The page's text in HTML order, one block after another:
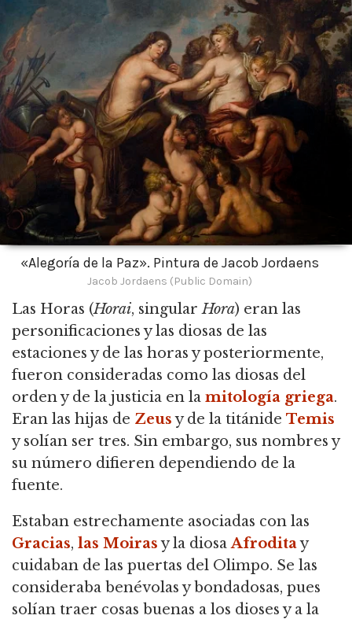
«Alegoría de la Paz». Pintura de Jacob Jordaens
Jacob Jordaens (Public Domain)
Las Horas (Horai, singularHora) eran las
personificaciones y las diosas de las
estaciones y de las horas y posteriormente,
fueron consideradas como las diosas del
orden y de la justicia en la mitología griega.
Eran las hijas de Zeusy de la titánide Temis
y solían ser tres. Sin embargo, sus nombres y
su número difieren dependiendo de la
fuente.
Estaban estrechamente asociadas con las
Gracias, las Moirasy la diosaAfroditay
cuidaban de las puertas del Olimpo. Se las
consideraba benévolas y bondadosas, pues
solían traer cosas buenas a los dioses y a la